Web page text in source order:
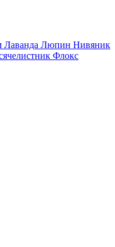
Лаванда Люпин Нивяник
Флокс